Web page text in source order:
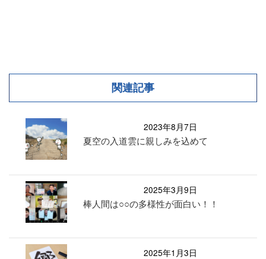
関連記事
2023年8月7日
夏空の入道雲に親しみを込めて
2025年3月9日
棒人間は○○の多様性が面白い！！
2025年1月3日